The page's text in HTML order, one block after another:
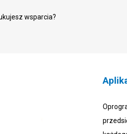
wsparcia?